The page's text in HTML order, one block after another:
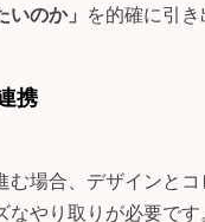
いのか」 を的確に引
携
む場合、デザインと
やり取りが必要です